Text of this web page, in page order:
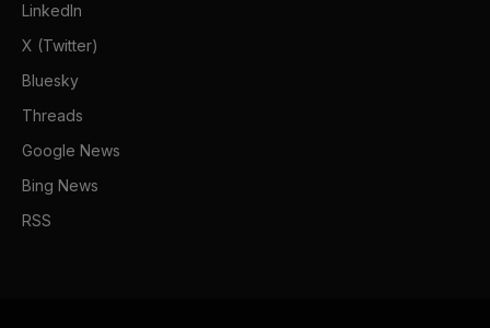
LinkedIn
X (Twitter)
Bluesky
Threads
Google News
Bing News
RSS